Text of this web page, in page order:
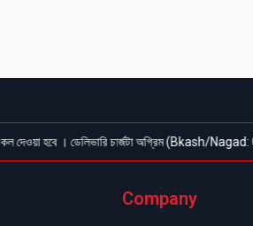
হবে । ডেলিভারি চার্জটা অগ্রিম (Bkash/Nagad:
Company